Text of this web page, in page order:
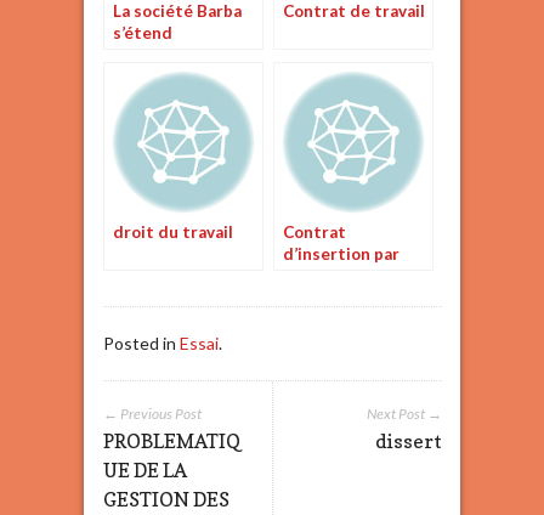
La société Barba
s’étend
Contrat de travail
droit du travail
Contrat
d’insertion par
Posted in Essai.
Next Post →
dissert
← Previous Post
PROBLEMATIQ
UE DE LA
GESTION DES